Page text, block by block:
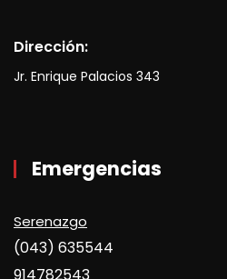
Dirección:
Jr. Enrique Palacios 343
Emergencias
Serenazgo
(043) 635544